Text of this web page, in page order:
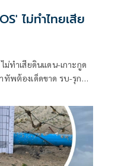
ไม่ทำไทยเสีย
ม่ทำเสียดินแดน-เกาะกูด
ทัพต้องเด็ดขาด รบ-รุก